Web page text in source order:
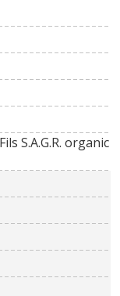
S.A.G.R. organic